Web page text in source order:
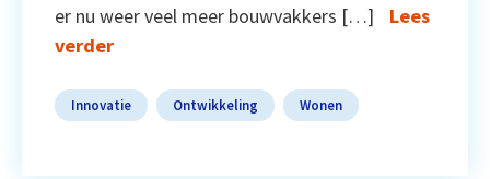
er nu weer veel meer bouwvakkers […]
Lees
verder
Innovatie Ontwikkeling Wonen